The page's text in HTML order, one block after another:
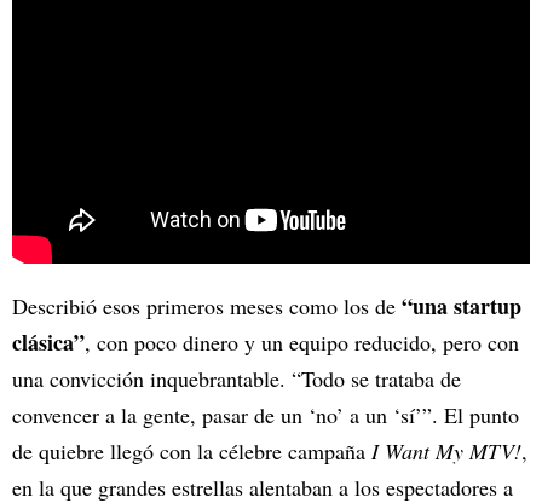
Describió esos primeros meses como los de “una startup
clásica”, con poco dinero y un equipo reducido, pero con
una convicción inquebrantable. “Todo se trataba de
convencer a la gente, pasar de un ‘no’ a un ‘sí’”. El punto
de quiebre llegó con la célebre campaña I Want My MTV!,
en la que grandes estrellas alentaban a los espectadores a